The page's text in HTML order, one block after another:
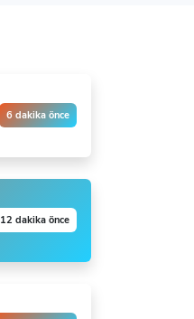
6 dakika önce
12 dakika önce